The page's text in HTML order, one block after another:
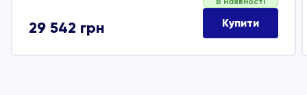
29 542 грн Купити